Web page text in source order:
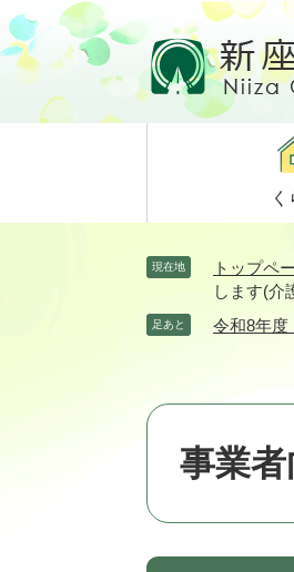
ペ
ー
ジ
メ
ニ
ュ
て
く
現在地 トップペ
します(介
足あと 令和8年
事業